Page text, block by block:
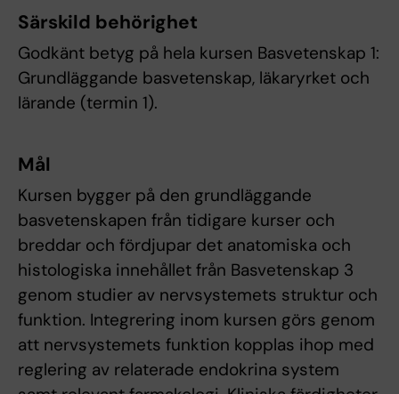
Särskild behörighet
Godkänt betyg på hela kursen Basvetenskap 1:
Grundläggande basvetenskap, läkaryrket och
lärande (termin 1).
Mål
Kursen bygger på den grundläggande
basvetenskapen från tidigare kurser och
breddar och fördjupar det anatomiska och
histologiska innehållet från Basvetenskap 3
genom studier av nervsystemets struktur och
funktion. Integrering inom kursen görs genom
att nervsystemets funktion kopplas ihop med
reglering av relaterade endokrina system